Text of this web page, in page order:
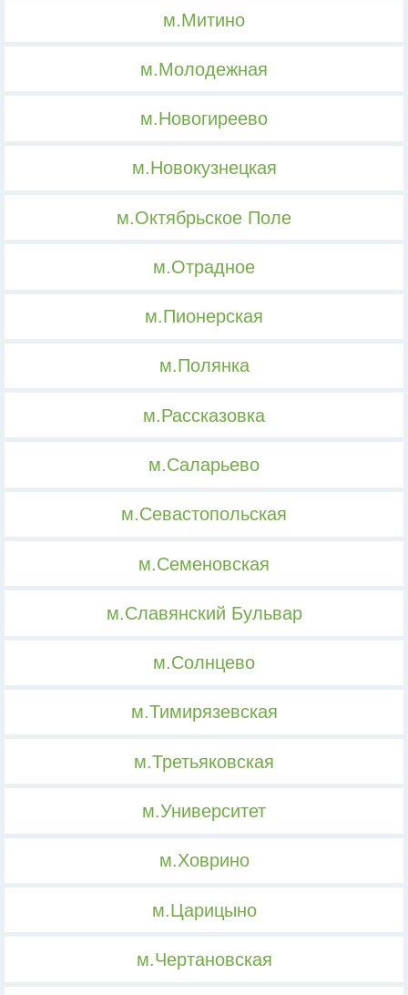
м.Митино
м.Молодежная
м.Новогиреево
м.Новокузнецкая
м.Октябрьское Поле
м.Отрадное
м.Пионерская
м.Полянка
м.Рассказовка
м.Саларьево
м.Севастопольская
м.Семеновская
м.Славянский Бульвар
м.Солнцево
м.Тимирязевская
м.Третьяковская
м.Университет
м.Ховрино
м.Царицыно
м.Чертановская